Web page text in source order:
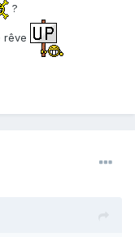
?
rêve